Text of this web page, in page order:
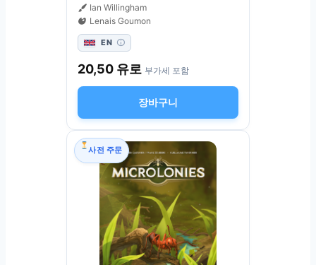
Ian Willingham
Lenais Goumon
EN
20,50 유로 부가세 포함
장바구니
사전 주문